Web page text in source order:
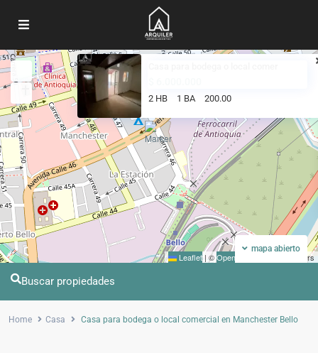
2 HB 1 BA 200.00
Leaflet | ©OpenStreetMap contributors
mapa abierto
Buscar propiedades
Home Casa Casa para bodega o local comercial en Manchester Bello